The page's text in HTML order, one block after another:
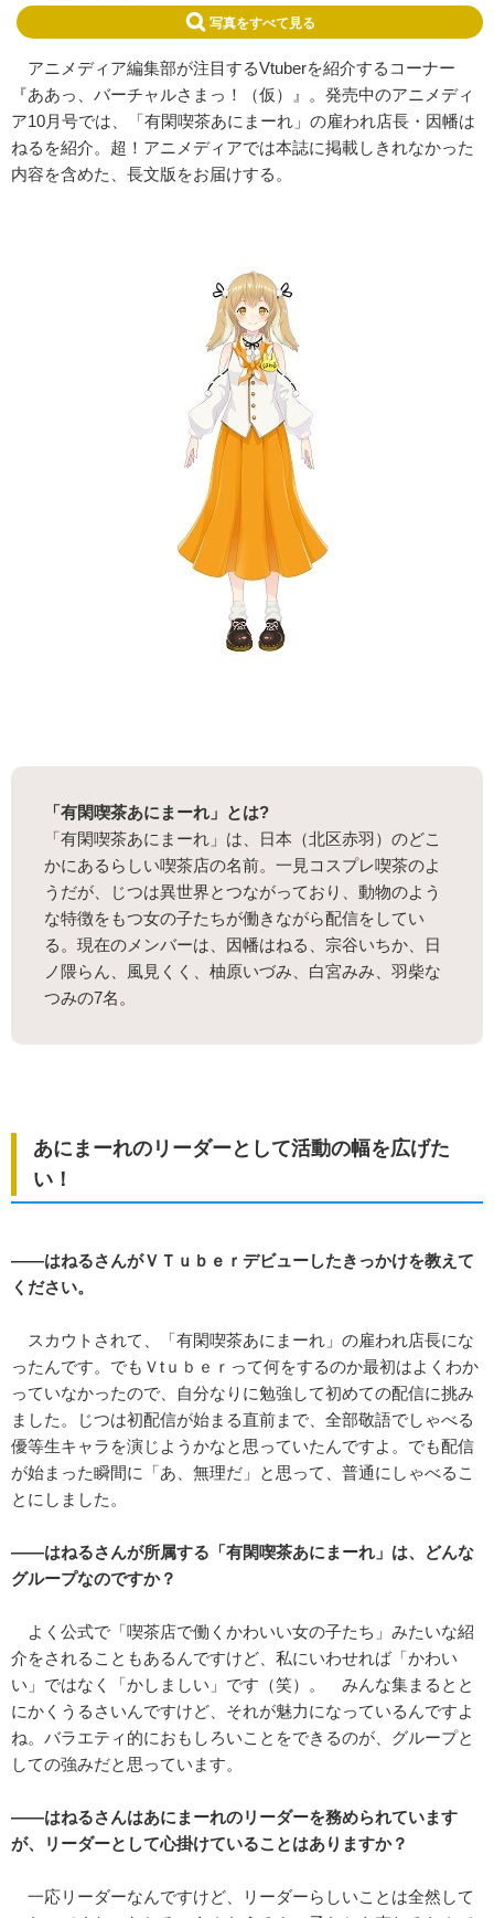
写真をすべて見る
アニメディア編集部が注目するVtuberを紹介するコーナー
『ああっ、バーチャルさまっ！（仮）』。発売中のアニメディ
ア10月号では、「有閑喫茶あにまーれ」の雇われ店長・因幡は
ねるを紹介。超！アニメディアでは本誌に掲載しきれなかった
内容を含めた、長文版をお届けする。
「有閑喫茶あにまーれ」とは?
「有閑喫茶あにまーれ」は、日本（北区赤羽）のどこ
かにあるらしい喫茶店の名前。一見コスプレ喫茶のよ
うだが、じつは異世界とつながっており、動物のよう
な特徴をもつ女の子たちが働きながら配信をしてい
る。現在のメンバーは、因幡はねる、宗谷いちか、日
ノ隈らん、風見くく、柚原いづみ、白宮みみ、羽柴な
つみの7名。
あにまーれのリーダーとして活動の幅を広げた
い！
――はねるさんがＶＴｕｂｅｒデビューしたきっかけを教えて
ください。
スカウトされて、「有閑喫茶あにまーれ」の雇われ店長にな
ったんです。でもＶtｕｂｅｒって何をするのか最初はよくわか
っていなかったので、自分なりに勉強して初めての配信に挑み
ました。じつは初配信が始まる直前まで、全部敬語でしゃべる
優等生キャラを演じようかなと思っていたんですよ。でも配信
が始まった瞬間に「あ、無理だ」と思って、普通にしゃべるこ
とにしました。
――はねるさんが所属する「有閑喫茶あにまーれ」は、どんな
グループなのですか？
よく公式で「喫茶店で働くかわいい女の子たち」みたいな紹
介をされることもあるんですけど、私にいわせれば「かわい
い」ではなく「かしましい」です（笑）。 みんな集まるとと
にかくうるさいんですけど、それが魅力になっているんですよ
ね。バラエティ的におもしろいことをできるのが、グループと
しての強みだと思っています。
――はねるさんはあにまーれのリーダーを務められています
が、リーダーとして心掛けていることはありますか？
一応リーダーなんですけど、リーダーらしいことは全然して